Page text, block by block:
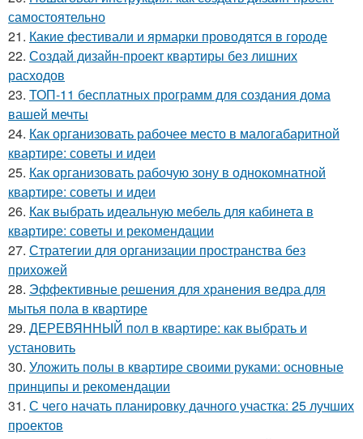
самостоятельно
21. Какие фестивали и ярмарки проводятся в городе
22. Создай дизайн-проект квартиры без лишних
расходов
23. ТОП-11 бесплатных программ для создания дома
вашей мечты
24. Как организовать рабочее место в малогабаритной
квартире: советы и идеи
25. Как организовать рабочую зону в однокомнатной
квартире: советы и идеи
26. Как выбрать идеальную мебель для кабинета в
квартире: советы и рекомендации
27. Стратегии для организации пространства без
прихожей
28. Эффективные решения для хранения ведра для
мытья пола в квартире
29. ДЕРЕВЯННЫЙ пол в квартире: как выбрать и
установить
30. Уложить полы в квартире своими руками: основные
принципы и рекомендации
31. С чего начать планировку дачного участка: 25 лучших
проектов